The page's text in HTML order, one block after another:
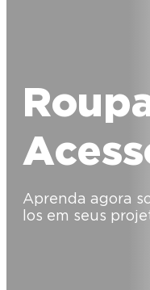
Aprenda agora
los em seus